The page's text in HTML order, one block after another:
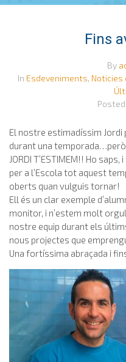
Fins
By
In Esdeveniments, Noticies
Posted
El nostre estimadíssim
durant una
JORDI T’ESTIMEM!! Ho
per a l’Escola tot aquest
oberts quan vulguis tornar!
Ell és un clar exemple
monitor, i n’estem molt
nostre equip durant els
nous projectes que
Una fortíssima abraçada i